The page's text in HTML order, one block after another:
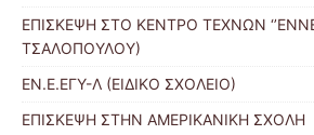
ΕΠΙΣΚΕΨΗ ΣΤΟ ΚΕΝΤΡΟ ΤΕΧΝΩΝ
ΤΣΑΛΟΠΟΥΛΟΥ)
ΕΝ.Ε.ΕΓΥ-Λ (ΕΙΔΙΚΟ ΣΧΟΛΕΙΟ)
ΕΠΙΣΚΕΨΗ ΣΤΗΝ ΑΜΕΡΙΚΑΝΙΚΗ ΣΧΟΛΗ